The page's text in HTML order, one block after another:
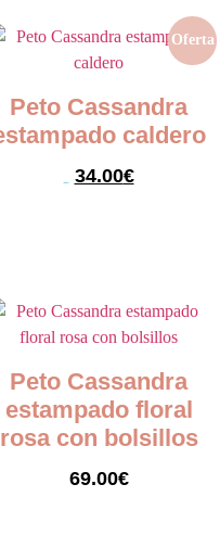
Oferta
Peto Cassandra
caldero
34.00€
Peto Cassandra
estampado floral
rosa con bolsillos
69.00€